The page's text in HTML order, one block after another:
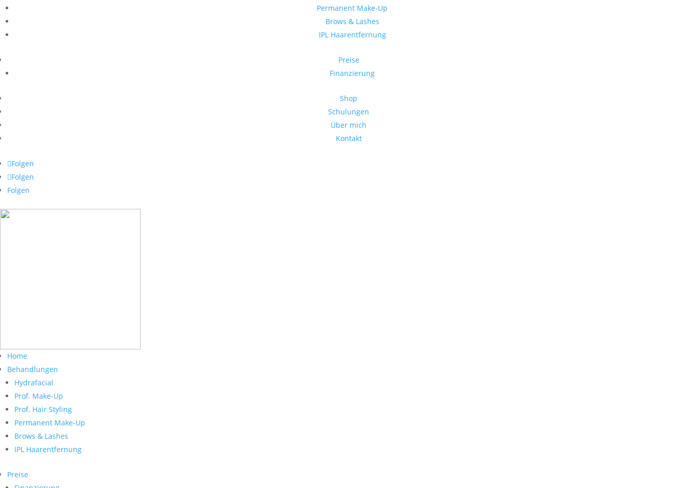
Permanent Make-Up
Brows & Lashes
IPL Haarentfernung
Preise
Finanzierung
Shop
Schulungen
Über mich
Kontakt
Folgen
Folgen
Folgen
Home
Behandlungen
Hydrafacial
Prof. Make-Up
Prof. Hair Styling
Permanent Make-Up
Brows & Lashes
IPL Haarentfernung
Preise